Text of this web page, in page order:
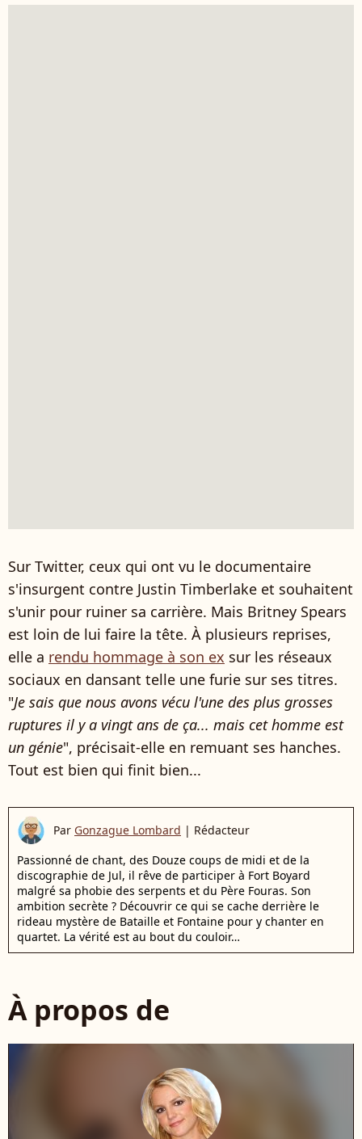
Sur Twitter, ceux qui ont vu le documentaire
s'insurgent contre Justin Timberlake et souhaitent
s'unir pour ruiner sa carrière. Mais Britney Spears
est loin de lui faire la tête. À plusieurs reprises,
elle a rendu hommage à son ex sur les réseaux
sociaux en dansant telle une furie sur ses titres.
"Je sais que nous avons vécu l'une des plus grosses
ruptures il y a vingt ans de ça... mais cet homme est
un génie", précisait-elle en remuant ses hanches.
Tout est bien qui finit bien...
Par Gonzague Lombard | Rédacteur
Passionné de chant, des Douze coups de midi et de la
discographie de Jul, il rêve de participer à Fort Boyard
malgré sa phobie des serpents et du Père Fouras. Son
ambition secrète ? Découvrir ce qui se cache derrière le
rideau mystère de Bataille et Fontaine pour y chanter en
quartet. La vérité est au bout du couloir…
À propos de